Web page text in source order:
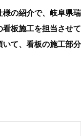
の紹介で、岐阜県瑞
板施工を担当させて
て、看板の施工部分